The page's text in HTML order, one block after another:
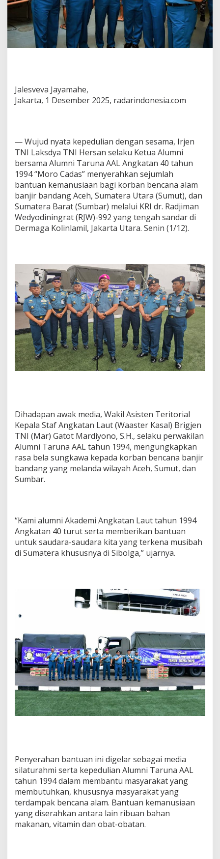
Jalesveva Jayamahe,
Jakarta, 1 Desember 2025, radarindonesia.com
— Wujud nyata kepedulian dengan sesama, Irjen
TNI Laksdya TNI Hersan selaku Ketua Alumni
bersama Alumni Taruna AAL Angkatan 40 tahun
1994 “Moro Cadas” menyerahkan sejumlah
bantuan kemanusiaan bagi korban bencana alam
banjir bandang Aceh, Sumatera Utara (Sumut), dan
Sumatera Barat (Sumbar) melalui KRI dr. Radjiman
Wedyodiningrat (RJW)-992 yang tengah sandar di
Dermaga Kolinlamil, Jakarta Utara. Senin (1/12).
Dihadapan awak media, Wakil Asisten Teritorial
Kepala Staf Angkatan Laut (Waaster Kasal) Brigjen
TNI (Mar) Gatot Mardiyono, S.H., selaku perwakilan
Alumni Taruna AAL tahun 1994, mengungkapkan
rasa bela sungkawa kepada korban bencana banjir
bandang yang melanda wilayah Aceh, Sumut, dan
Sumbar.
“Kami alumni Akademi Angkatan Laut tahun 1994
Angkatan 40 turut serta memberikan bantuan
untuk saudara-saudara kita yang terkena musibah
di Sumatera khususnya di Sibolga,” ujarnya.
Penyerahan bantuan ini digelar sebagai media
silaturahmi serta kepedulian Alumni Taruna AAL
tahun 1994 dalam membantu masyarakat yang
membutuhkan, khususnya masyarakat yang
terdampak bencana alam. Bantuan kemanusiaan
yang diserahkan antara lain ribuan bahan
makanan, vitamin dan obat-obatan.